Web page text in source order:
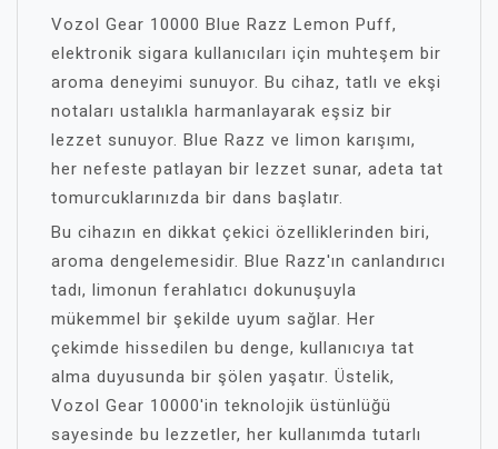
Vozol Gear 10000 Blue Razz Lemon Puff,
elektronik sigara kullanıcıları için muhteşem bir
aroma deneyimi sunuyor. Bu cihaz, tatlı ve ekşi
notaları ustalıkla harmanlayarak eşsiz bir
lezzet sunuyor. Blue Razz ve limon karışımı,
her nefeste patlayan bir lezzet sunar, adeta tat
tomurcuklarınızda bir dans başlatır.
Bu cihazın en dikkat çekici özelliklerinden biri,
aroma dengelemesidir. Blue Razz'ın canlandırıcı
tadı, limonun ferahlatıcı dokunuşuyla
mükemmel bir şekilde uyum sağlar. Her
çekimde hissedilen bu denge, kullanıcıya tat
alma duyusunda bir şölen yaşatır. Üstelik,
Vozol Gear 10000'in teknolojik üstünlüğü
sayesinde bu lezzetler, her kullanımda tutarlı